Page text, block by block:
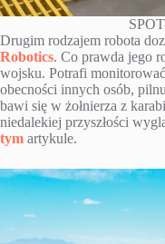
Drugim rodzajem robota
Robotics. Co prawda jego
wojsku. Potrafi
obecności innych osób,
bawi się w żołnierza z
niedalekiej przyszłości
tym artykule.